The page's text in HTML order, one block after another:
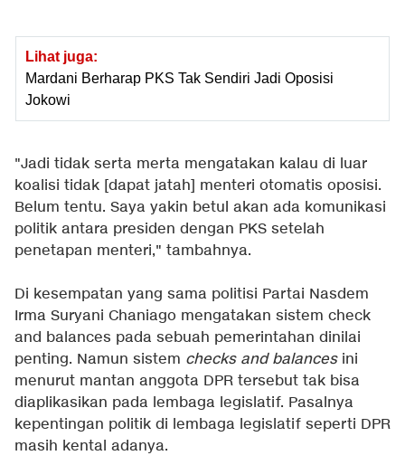
Lihat juga:
Mardani Berharap PKS Tak Sendiri Jadi Oposisi
Jokowi
"Jadi tidak serta merta mengatakan kalau di luar
koalisi tidak [dapat jatah] menteri otomatis oposisi.
Belum tentu. Saya yakin betul akan ada komunikasi
politik antara presiden dengan PKS setelah
penetapan menteri," tambahnya.
Di kesempatan yang sama politisi Partai Nasdem
Irma Suryani Chaniago mengatakan sistem check
and balances pada sebuah pemerintahan dinilai
penting. Namun sistem checks and balancesini
menurut mantan anggota DPR tersebut tak bisa
diaplikasikan pada lembaga legislatif. Pasalnya
kepentingan politik di lembaga legislatif seperti DPR
masih kental adanya.